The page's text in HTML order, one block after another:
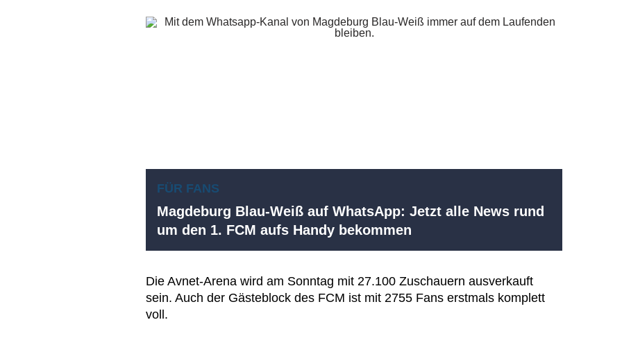
FÜR FANS
Magdeburg Blau-Weiß auf WhatsApp: Jetzt alle News rund
um den 1. FCM aufs Handy bekommen
Die Avnet-Arena wird am Sonntag mit 27.100 Zuschauern ausverkauft
sein. Auch der Gästeblock des FCM ist mit 2755 Fans erstmals komplett
voll.